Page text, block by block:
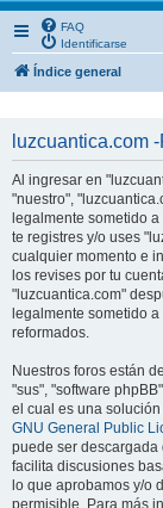
FAQ
Identificarse
Índice general
luzcuantica.com
Al ingresar en
"nuestro",
legalmente sometido
te registres y/o uses
cualquier momento e
los revises por tu
"luzcuantica.com"
legalmente sometido
reformados.
Nuestros foros están
"sus", "software
el cual es una
GNU General Public
puede ser descargada
facilita discusiones
lo que aprobamos y/o
permisible. Para más